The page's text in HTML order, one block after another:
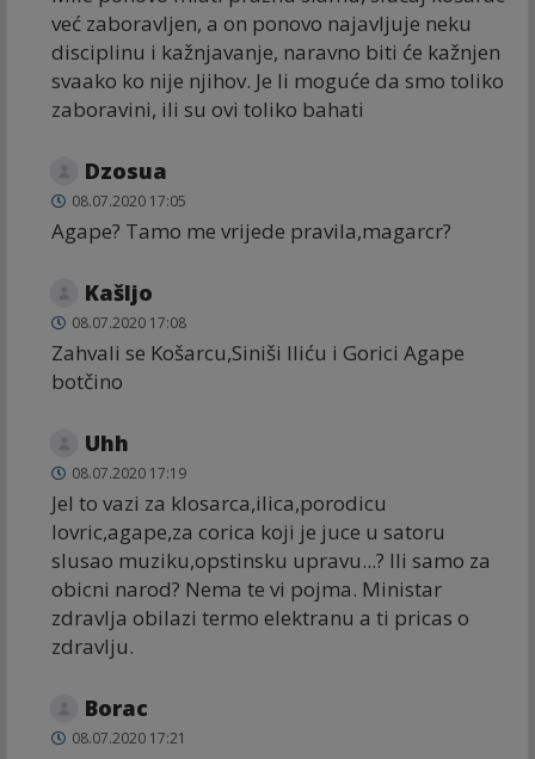
već zaboravljen, a on ponovo najavljuje neku
disciplinu i kažnjavanje, naravno biti će kažnjen
svaako ko nije njihov. Je li moguće da smo toliko
zaboravini, ili su ovi toliko bahati
Dzosua
08.07.2020 17:05
Agape? Tamo me vrijede pravila,magarcr?
Kašljo
08.07.2020 17:08
Zahvali se Košarcu,Siniši Iliću i Gorici Agape
botčino
Uhh
08.07.2020 17:19
Jel to vazi za klosarca,ilica,porodicu
lovric,agape,za corica koji je juce u satoru
slusao muziku,opstinsku upravu...? Ili samo za
obicni narod? Nema te vi pojma. Ministar
zdravlja obilazi termo elektranu a ti pricas o
zdravlju.
Borac
08.07.2020 17:21